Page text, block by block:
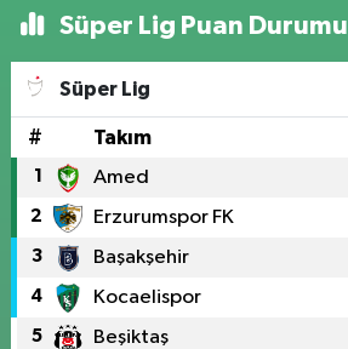
Süper Lig Puan Durumu
Süper Lig
# Takım
1 Amed
2 Erzurumspor FK
3 Başakşehir
4 Kocaelispor
5 Beşiktaş